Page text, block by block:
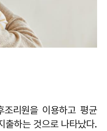
리원을 이용하고 평균
하는 것으로 나타났다.